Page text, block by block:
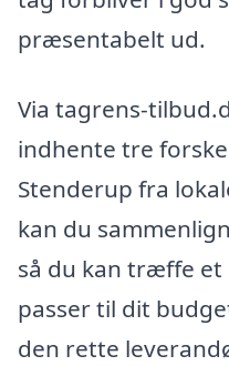
præsentabelt ud.
Via tagrens-
indhente tre
Stenderup fra
kan du
så du kan træffe
passer til dit
den rette